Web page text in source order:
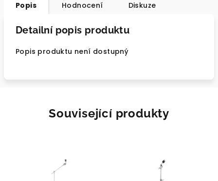
Popis Hodnocení Diskuze
Detailní popis produktu
Popis produktu není dostupný
Související produkty